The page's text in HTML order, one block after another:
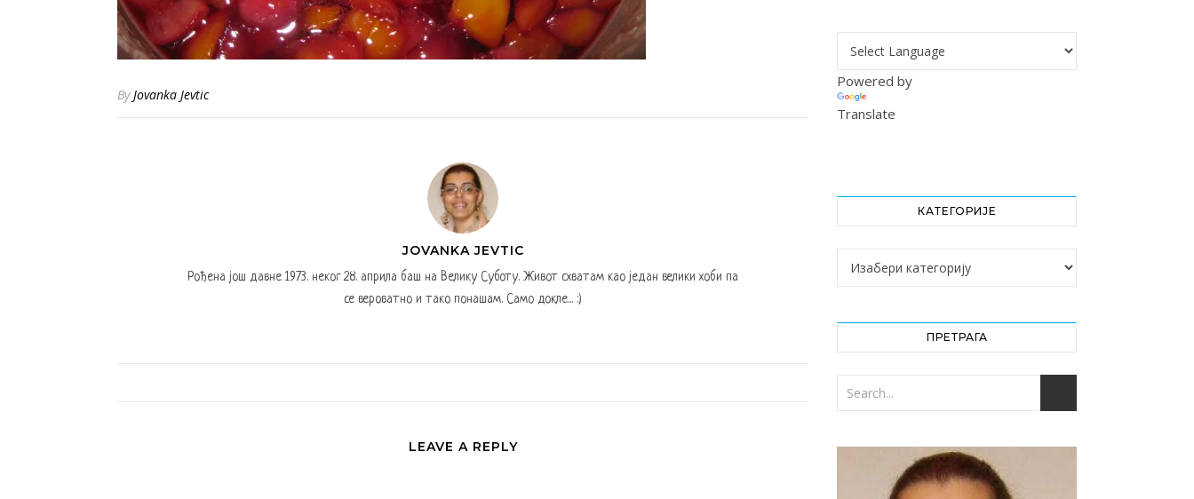
ByJovanka Jevtic
JOVANKA JEVTIC
Рођена још давне 1973. неког 28. априла баш на Велику Суботу. Живот схватам као један велики хоби па
се вероватно и тако понашам. Само докле... :)
LEAVE A REPLY
Powered by
Translate
КАТЕГОРИЈЕ
Категорије
ПРЕТРАГА